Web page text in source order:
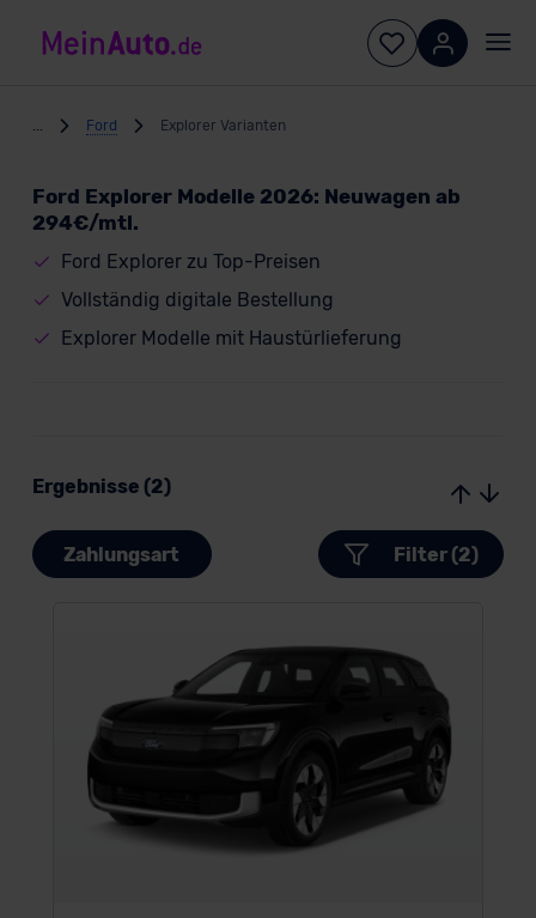
Ford Explorer Varianten
Ford Explorer Modelle 2026: Neuwagen ab
294€/mtl.
Ford Explorer zu Top-Preisen
Vollständig digitale Bestellung
Explorer Modelle mit Haustürlieferung
Ergebnisse (2)
Zahlungsart Filter (2)